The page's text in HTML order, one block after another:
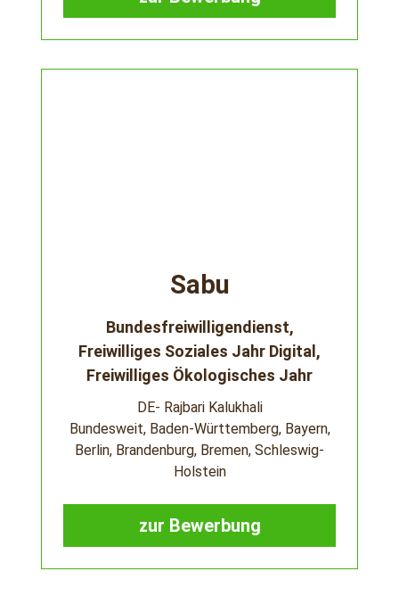
Sabu
Bundesfreiwilligendienst,
Freiwilliges Soziales Jahr Digital,
Freiwilliges Ökologisches Jahr
DE- Rajbari Kalukhali
Bundesweit, Baden-Württemberg, Bayern,
Berlin, Brandenburg, Bremen, Schleswig-
Holstein
zur Bewerbung